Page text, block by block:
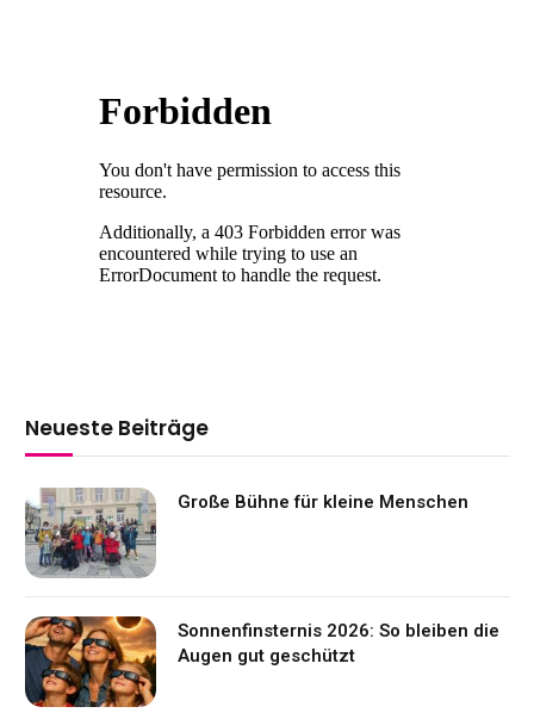
Neueste Beiträge
Große Bühne für kleine Menschen
Sonnenfinsternis 2026: So bleiben die
Augen gut geschützt